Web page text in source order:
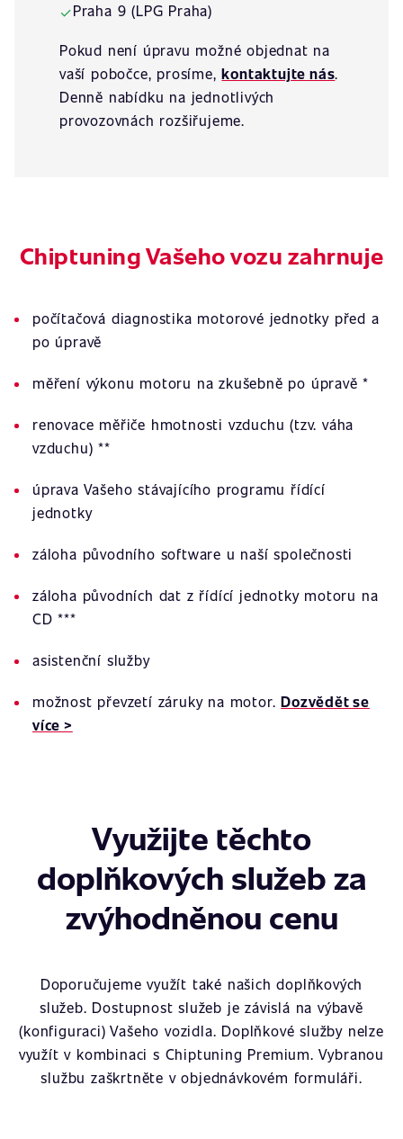
✓Praha 9 (LPG Praha)
Pokud není úpravu možné objednat na
vaší pobočce, prosíme,kontaktujte nás.
Denně nabídku na jednotlivých
provozovnách rozšiřujeme.
Chiptuning Vašeho vozu zahrnuje
počítačová diagnostika motorové jednotky před a
po úpravě
měření výkonu motoru na zkušebně po úpravě *
renovace měřiče hmotnosti vzduchu (tzv. váha
vzduchu) **
úprava Vašeho stávajícího programu řídící
jednotky
záloha původního software u naší společnosti
záloha původních dat z řídící jednotky motoru na
CD ***
asistenční služby
možnost převzetí záruky na motor.Dozvědět se
více >
Využijte těchto
doplňkových služeb za
zvýhodněnou cenu
Doporučujeme využít také našich doplňkových
služeb. Dostupnost služeb je závislá na výbavě
(konfiguraci) Vašeho vozidla. Doplňkové služby nelze
využít v kombinaci s Chiptuning Premium. Vybranou
službu zaškrtněte v objednávkovém formuláři.